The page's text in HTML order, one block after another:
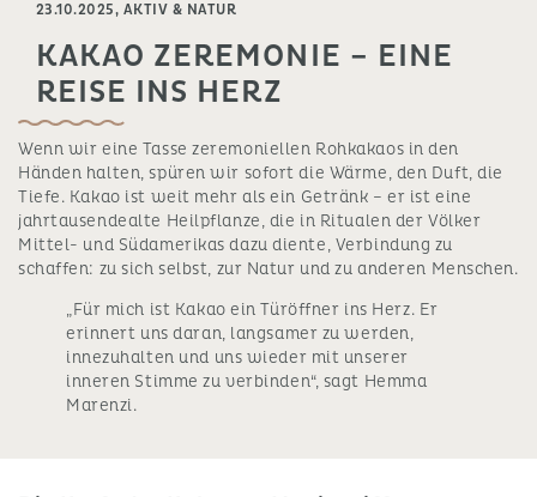
23.10.2025, AKTIV & NATUR
KAKAO ZEREMONIE – EINE
REISE INS HERZ
Wenn wir eine Tasse zeremoniellen Rohkakaos in den
Händen halten, spüren wir sofort die Wärme, den Duft, die
Tiefe. Kakao ist weit mehr als ein Getränk – er ist eine
jahrtausendealte Heilpflanze, die in Ritualen der Völker
Mittel- und Südamerikas dazu diente, Verbindung zu
schaffen: zu sich selbst, zur Natur und zu anderen Menschen.
„Für mich ist Kakao ein Türöffner ins Herz. Er
erinnert uns daran, langsamer zu werden,
innezuhalten und uns wieder mit unserer
inneren Stimme zu verbinden“, sagt Hemma
Marenzi.